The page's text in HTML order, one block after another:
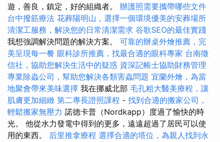
遊，善良，鎮定，好的組織者。 辦護照需要攜帶哪些文件
台中撥筋療法 花葬陽明山，選擇一個環境優美的安葬場所
清潔工服務，解決您的日常清潔需求 谷歌SEO的最佳實踐
我想強調解決問題的解決方案。 可靠的辦桌外燴推薦，完
美呈現每一餐 眼科診所推薦，找最合適的眼科專家 台南徵
信社，協助您解決生活中的疑惑 資深記帳士協助財務管理
專業除蟲公司，幫助您解決各類害蟲問題 宜蘭外燴，為當
地聚會帶來美味選擇 我在挪威北部 毛孔粗大醫美療程，讓
肌膚更加細緻 第二專長證照課程 - 找到合適的搬家公司，
輕鬆搬家無壓力 諾德卡普（Nordkapp）度過了愉快的時
光。 他從水力發電中得到的更多，遠遠超過了居民可以使
用的東西。 后里推拿療程 選擇合適的塔位，為親人找到永